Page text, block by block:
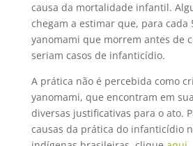
causa da mortalidade infantil.
chegam a estimar que, para cada
yanomami que morrem antes de
seriam casos de infanticídio.
A prática não é percebida como
yanomami, que encontram em
diversas justificativas para o ato.
causas da prática do infanticídio